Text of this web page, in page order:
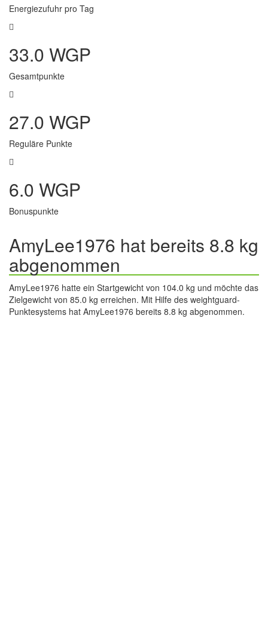
Energiezufuhr pro Tag
33.0 WGP
Gesamtpunkte
27.0 WGP
Reguläre Punkte
6.0 WGP
Bonuspunkte
AmyLee1976 hat bereits 8.8 kg
abgenommen
AmyLee1976 hatte ein Startgewicht von 104.0 kg und möchte das
Zielgewicht von 85.0 kg erreichen. Mit Hilfe des weightguard-
Punktesystems hat AmyLee1976 bereits 8.8 kg abgenommen.